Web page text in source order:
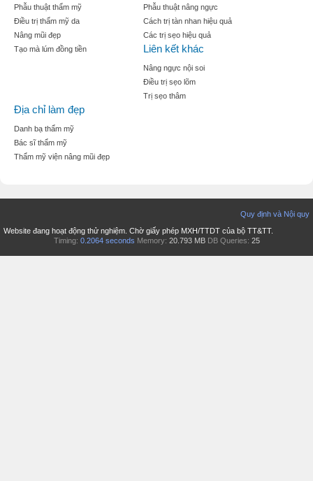
Phẫu thuật thẩm mỹ
Điều trị thẩm mỹ da
Nâng mũi đẹp
Tạo mà lúm đồng tiền
Phẫu thuật nâng ngực
Cách trị tàn nhan hiệu quả
Các trị sẹo hiệu quả
Liên kết khác
Nâng ngực nội soi
Điều trị sẹo lõm
Trị sẹo thâm
Địa chỉ làm đẹp
Danh bạ thẩm mỹ
Bác sĩ thẩm mỹ
Thẩm mỹ viện nâng mũi đẹp
Quy định và Nội quy
Website đang hoạt động thử nghiệm. Chờ giấy phép MXH/TTDT của bộ TT&TT.
Timing: 0.2064 seconds Memory: 20.793 MB DB Queries: 25